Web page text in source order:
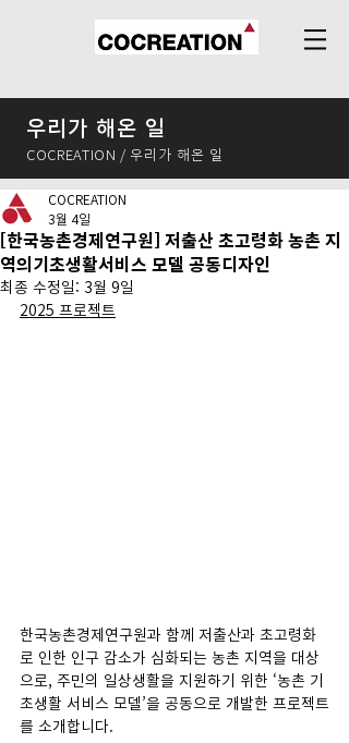
우리가 해온 일
COCREATION / 우리가 해온 일
[한국농촌경제연구원] 저출산 초고령화 농촌 지
역의기초생활서비스 모델 공동디자인
COCREATION
3월 4일
최종 수정일: 3월 9일
2025 프로젝트
한국농촌경제연구원과 함께 저출산과 초고령화
로 인한 인구 감소가 심화되는 농촌 지역을 대상
으로, 주민의 일상생활을 지원하기 위한 ‘농촌 기
초생활 서비스 모델’을 공동으로 개발한 프로젝트
를 소개합니다.